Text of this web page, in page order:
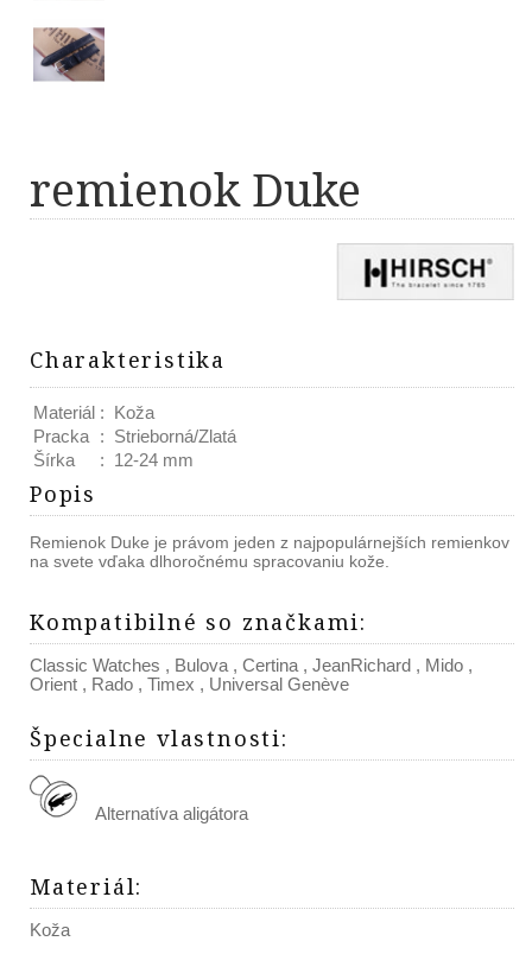
remienok Duke
Charakteristika
Materiál : Koža
Pracka : Strieborná/Zlatá
Šírka
: 12-24 mm
Popis
Remienok Duke je právom jeden z najpopulárnejších remienkov
na svete vďaka dlhoročnému spracovaniu kože.
Kompatibilné so značkami:
Classic Watches , Bulova , Certina , JeanRichard , Mido ,
Orient , Rado , Timex , Universal Genève
Špecialne vlastnosti:
Alternatíva aligátora
Materiál:
Koža